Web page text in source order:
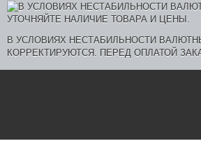
В УСЛОВИЯХ НЕСТАБИЛЬНОСТИ
КОРРЕКТИРУЮТСЯ. ПЕРЕД ОПЛАТОЙ